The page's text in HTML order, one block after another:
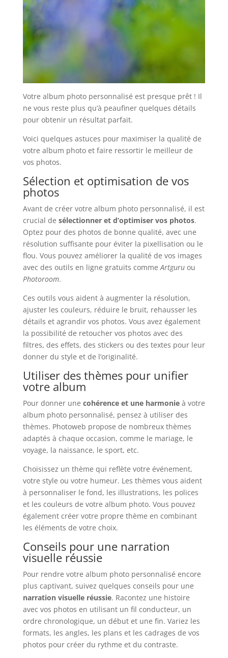
Votre album photo personnalisé est presque prêt ! Il
ne vous reste plus qu’à peaufiner quelques détails
pour obtenir un résultat parfait.
Voici quelques astuces pour maximiser la qualité de
votre album photo et faire ressortir le meilleur de
vos photos.
Sélection et optimisation de vos
photos
Avant de créer votre album photo personnalisé, il est
crucial de sélectionner et d’optimiser vos photos.
Optez pour des photos de bonne qualité, avec une
résolution suffisante pour éviter la pixellisation ou le
flou. Vous pouvez améliorer la qualité de vos images
avec des outils en ligne gratuits commeArtguruou
Photoroom.
Ces outils vous aident à augmenter la résolution,
ajuster les couleurs, réduire le bruit, rehausser les
détails et agrandir vos photos. Vous avez également
la possibilité de retoucher vos photos avec des
filtres, des effets, des stickers ou des textes pour leur
donner du style et de l’originalité.
Utiliser des thèmes pour unifier
votre album
Pour donner une cohérence et une harmonieà votre
album photo personnalisé, pensez à utiliser des
thèmes. Photoweb propose de nombreux thèmes
adaptés à chaque occasion, comme le mariage, le
voyage, la naissance, le sport, etc.
Choisissez un thème qui reflète votre événement,
votre style ou votre humeur. Les thèmes vous aident
à personnaliser le fond, les illustrations, les polices
et les couleurs de votre album photo. Vous pouvez
également créer votre propre thème en combinant
les éléments de votre choix.
Conseils pour une narration
visuelle réussie
Pour rendre votre album photo personnalisé encore
plus captivant, suivez quelques conseils pour une
narration visuelle réussie. Racontez une histoire
avec vos photos en utilisant un fil conducteur, un
ordre chronologique, un début et une fin. Variez les
formats, les angles, les plans et les cadrages de vos
photos pour créer du rythme et du contraste.